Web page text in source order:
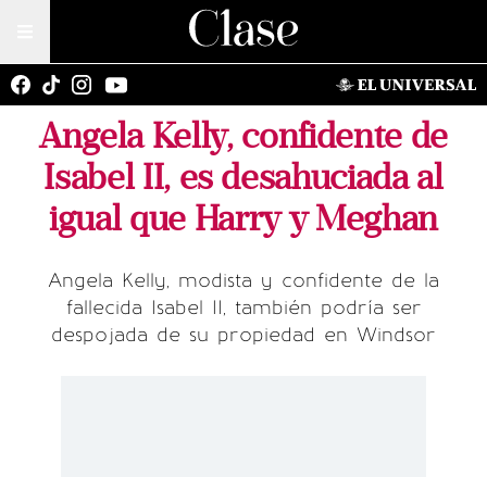
Angela Kelly, confidente de
Isabel II, es desahuciada al
igual que Harry y Meghan
Angela Kelly, modista y confidente de la
fallecida Isabel II, también podría ser
despojada de su propiedad en Windsor